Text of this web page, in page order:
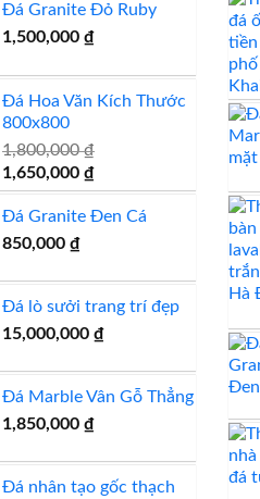
Đá Granite Đỏ Ruby
1,500,000 ₫
Đá Hoa Văn Kích Thước
800x800
1,800,000₫
Giá
gốc
là:
1,800,000 ₫.
1,650,000 ₫Giá
hiện
tại
Đá Granite Đen Cá
850,000 ₫
Đá lò sưởi trang trí đẹp
15,000,000 ₫
Đá Marble Vân Gỗ Thẳng
1,850,000 ₫
Đá nhân tạo gốc thạch